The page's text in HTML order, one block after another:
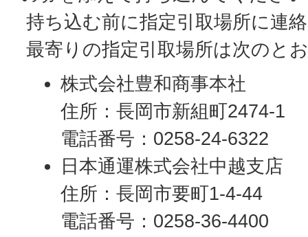
持ち込む前に指定引取場所に連
最寄りの指定引取場所は次のと
株式会社豊和商事本社
住所：長岡市新組町2474-1
電話番号：0258-24-6322
日本通運株式会社中越支店
住所：長岡市要町1-4-44
電話番号：0258-36-4400